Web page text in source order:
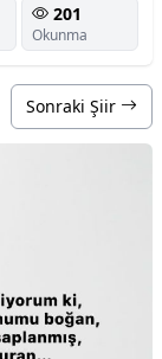
201
Okunma
Sonraki Şiir